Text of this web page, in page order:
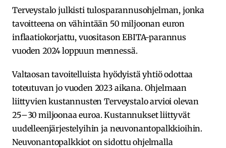
Terveystalo julkisti tulosparannusohjelman, jonka
tavoitteena on vähintään 50 miljoonan euron
inflaatiokorjattu, vuositason EBITA-parannus
vuoden 2024 loppuun mennessä.
Valtaosan tavoitelluista hyödyistä yhtiö odottaa
toteutuvan jo vuoden 2023 aikana. Ohjelmaan
liittyvien kustannusten Terveystalo arvioi olevan
25–30 miljoonaa euroa. Kustannukset liittyvät
uudelleenjärjestelyihin ja neuvonantopalkkioihin.
Neuvonantopalkkiot on sidottu ohjelmalla